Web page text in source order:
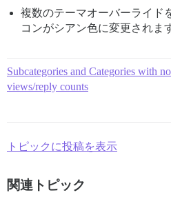
複数のテーマオーバーライド
コンがシアン色に変更されま
Subcategories and Categories with
views/reply counts
トピックに投稿を表示
関連トピック